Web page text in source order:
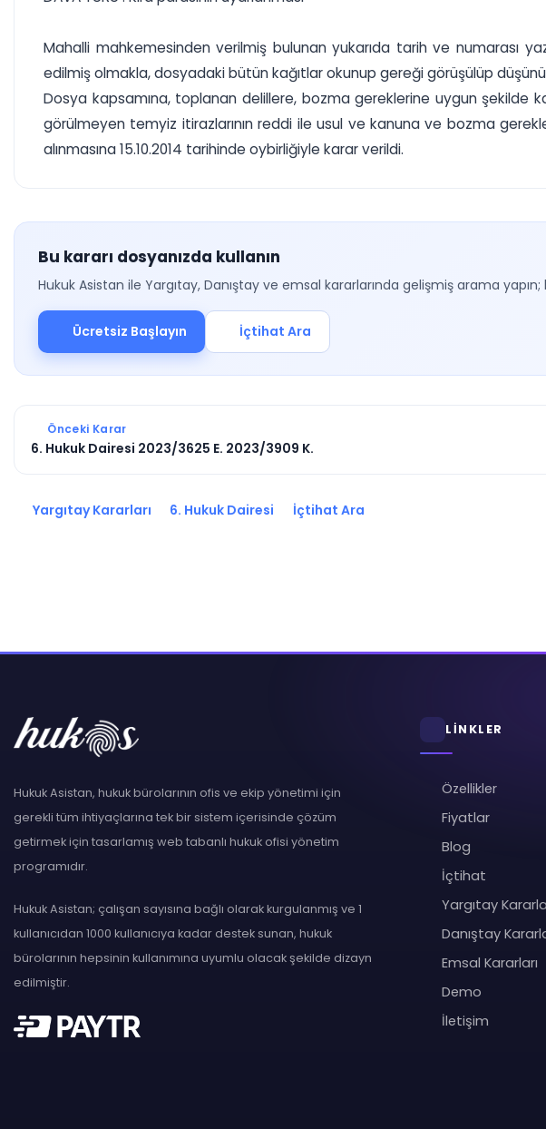
Mahalli mahkemesinden verilmiş bulunan yukarıda tarih ve numarası
edilmiş olmakla, dosyadaki bütün kağıtlar okunup gereği görüşülüp
Dosya kapsamına, toplanan delillere, bozma gereklerine uygun şekilde
görülmeyen temyiz itirazlarının reddi ile usul ve kanuna ve bozma
alınmasına 15.10.2014 tarihinde oybirliğiyle karar verildi.
Bu kararı dosyanızda kullanın
Hukuk Asistan ile Yargıtay, Danıştay ve emsal kararlarında gelişmiş arama
Ücretsiz Başlayın İçtihat Ara
Önceki Karar
6. Hukuk Dairesi 2023/3625 E. 2023/3909 K.
Yargıtay Kararları 6. Hukuk Dairesi İçtihat Ara
Hukuk Asistan, hukuk bürolarının ofis ve ekip yönetimi için
gerekli tüm ihtiyaçlarına tek bir sistem içerisinde çözüm
getirmek için tasarlamış web tabanlı hukuk ofisi yönetim
programıdır.
Hukuk Asistan; çalışan sayısına bağlı olarak kurgulanmış ve 1
kullanıcıdan 1000 kullanıcıya kadar destek sunan, hukuk
bürolarının hepsinin kullanımına uyumlu olacak şekilde dizayn
edilmiştir.
LİNKLER
Özellikler
Fiyatlar
Blog
İçtihat
Yargıtay
Danıştay
Emsal Kararları
Demo
İletişim